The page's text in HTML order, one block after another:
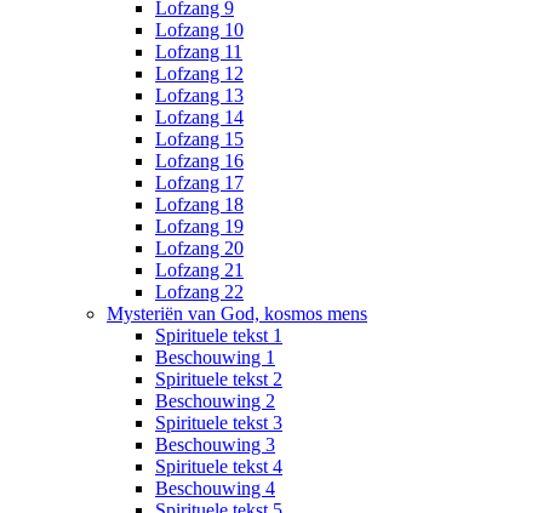
Lofzang 9
Lofzang 10
Lofzang 11
Lofzang 12
Lofzang 13
Lofzang 14
Lofzang 15
Lofzang 16
Lofzang 17
Lofzang 18
Lofzang 19
Lofzang 20
Lofzang 21
Lofzang 22
Mysteriën van God, kosmos mens
Spirituele tekst 1
Beschouwing 1
Spirituele tekst 2
Beschouwing 2
Spirituele tekst 3
Beschouwing 3
Spirituele tekst 4
Beschouwing 4